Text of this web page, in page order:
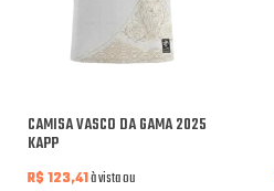
CAMISA VASCO DA GAMA 2025
KAPP
R$ 123,41à vista ou